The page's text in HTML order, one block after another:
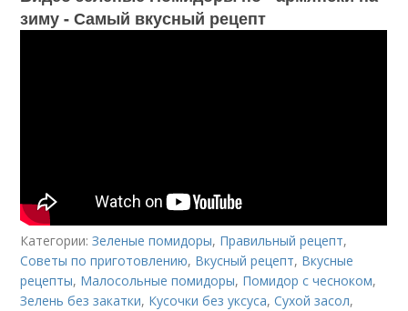
зиму - Самый вкусный рецепт
Категории:Зеленые помидоры, Правильный рецепт,
Советы по приготовлению, Вкусный рецепт, Вкусные
рецепты, Малосольные помидоры, Помидор с чесноком,
Зелень без закатки, Кусочки без уксуса,Сухой засол,